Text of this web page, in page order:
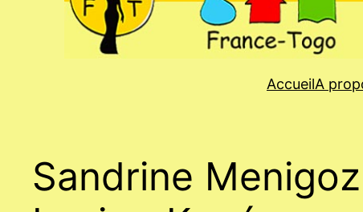
AccueilA
Sandrine